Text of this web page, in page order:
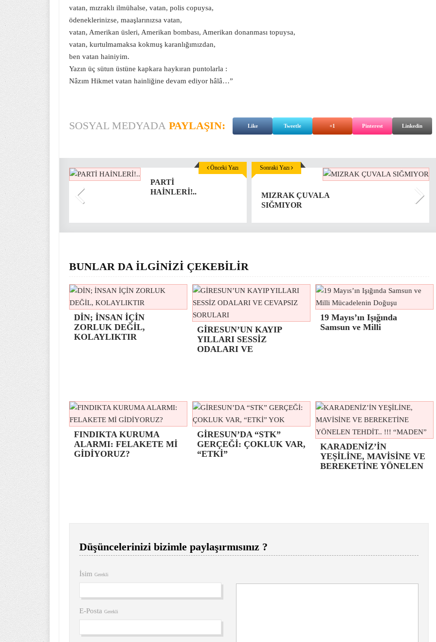
vatan, mızraklı ilmühalse, vatan, polis copuysa,
ödeneklerinizse, maaşlarınızsa vatan,
vatan, Amerikan üsleri, Amerikan bombası, Amerikan donanması topuysa,
vatan, kurtulmamaksa kokmuş karanlığımızdan,
ben vatan hainiyim.
Yazın üç sütun üstüne kapkara haykıran puntolarla :
Nâzım Hikmet vatan hainliğine devam ediyor hâlâ…”
SOSYAL MEDYADA PAYLAŞIN: Like Tweetle +1 Pinterest Linkedin
PARTİ
HAİNLERİ!..
Önceki Yazı
MIZRAK ÇUVALA
SIĞMIYOR
Sonraki Yazı
BUNLAR DA İLGİNİZİ ÇEKEBİLİR
DİN; İNSAN İÇİN
ZORLUK DEĞİL,
KOLAYLIKTIR
GİRESUN’UN KAYIP
YILLARI SESSİZ
ODALARI VE
19 Mayıs’ın Işığında
Samsun ve Milli
FINDIKTA KURUMA
ALARMI: FELAKETE Mİ
GİDİYORUZ?
GİRESUN’DA “STK”
GERÇEĞİ: ÇOKLUK VAR,
“ETKİ”
KARADENİZ’İN
YEŞİLİNE, MAVİSİNE VE
BEREKETİNE YÖNELEN
Düşüncelerinizi bizimle paylaşırmısınız ?
İsim Gerekli
E-Posta Gerekli